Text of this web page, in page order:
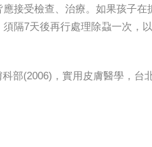
應接受檢查、治療。如果孩子
隔7天後再行處理除蝨一次，以
部(2006)，實用皮膚醫學，台北